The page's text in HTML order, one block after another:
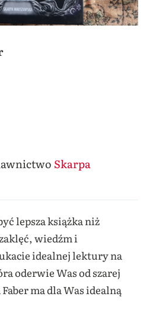
Skarpa
lepsza książka niż
wiedźm i
idealnej lektury na
oderwie Was od szarej
ma dla Was idealną